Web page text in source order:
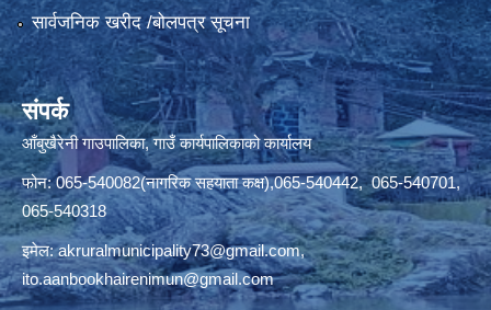
सार्वजनिक खरीद /बोलपत्र सूचना
संपर्क
आँबुखैरेनी गाउपालिका, गाउँ कार्यपालिकाको कार्यालय
फोन: 065-540082(नागरिक सहयाता कक्ष),065-540442, 065-540701,
065-540318
इमेल:akruralmunicipality73@gmail.com,
ito.aanbookhairenimun@gmail.com